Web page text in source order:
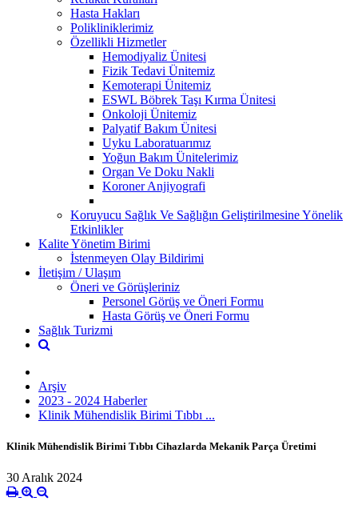
Hasta Hakları
Polikliniklerimiz
Özellikli Hizmetler
Hemodiyaliz Ünitesi
Fizik Tedavi Ünitemiz
Kemoterapi Ünitemiz
ESWL Böbrek Taşı Kırma Ünitesi
Onkoloji Ünitemiz
Palyatif Bakım Ünitesi
Uyku Laboratuarımız
Yoğun Bakım Ünitelerimiz
Organ Ve Doku Nakli
Koroner Anjiyografi
Koruyucu Sağlık Ve Sağlığın Geliştirilmesine Yönelik
Etkinlikler
Kalite Yönetim Birimi
İstenmeyen Olay Bildirimi
İletişim / Ulaşım
Öneri ve Görüşleriniz
Personel Görüş ve Öneri Formu
Hasta Görüş ve Öneri Formu
Sağlık Turizmi
Arşiv
2023 - 2024 Haberler
Klinik Mühendislik Birimi Tıbbı ...
Klinik Mühendislik Birimi Tıbbı Cihazlarda Mekanik Parça Üretimi
30 Aralık 2024